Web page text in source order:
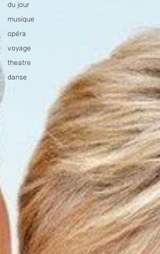
du jour
musique
opéra
voyage
theatre
danse